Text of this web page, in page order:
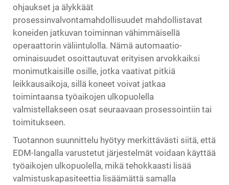
ohjaukset ja älykkäät
prosessinvalvontamahdollisuudet mahdollistavat
koneiden jatkuvan toiminnan vähimmäisellä
operaattorin väliintulolla. Nämä automaatio-
ominaisuudet osoittautuvat erityisen arvokkaiksi
monimutkaisille osille, jotka vaativat pitkiä
leikkausaikoja, sillä koneet voivat jatkaa
toimintaansa työaikojen ulkopuolella
valmistellakseen osat seuraavaan prosessointiin tai
toimitukseen.
Tuotannon suunnittelu hyötyy merkittävästi siitä, että
EDM-langalla varustetut järjestelmät voidaan käyttää
työaikojen ulkopuolella, mikä tehokkaasti lisää
valmistuskapasiteettia lisäämättä samalla